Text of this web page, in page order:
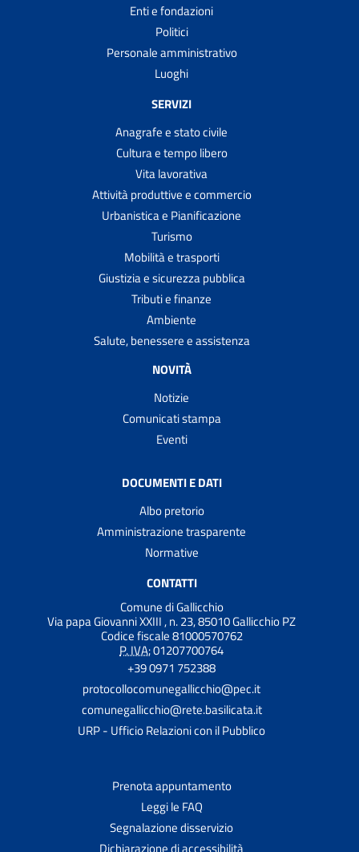
Enti e fondazioni
Politici
Personale amministrativo
Luoghi
SERVIZI
Anagrafe e stato civile
Cultura e tempo libero
Vita lavorativa
Attività produttive e commercio
Urbanistica e Pianificazione
Turismo
Mobilità e trasporti
Giustizia e sicurezza pubblica
Tributi e finanze
Ambiente
Salute, benessere e assistenza
NOVITÀ
Notizie
Comunicati stampa
Eventi
DOCUMENTI E DATI
Albo pretorio
Amministrazione trasparente
Normative
CONTATTI
Comune di Gallicchio
Via papa Giovanni XXIII , n. 23, 85010 Gallicchio PZ
Codice fiscale 81000570762
P. IVA:01207700764
+39 0971 752388
protocollocomunegallicchio@pec.it
comunegallicchio@rete.basilicata.it
URP - Ufficio Relazioni con il Pubblico
Prenota appuntamento
Leggi le FAQ
Segnalazione disservizio